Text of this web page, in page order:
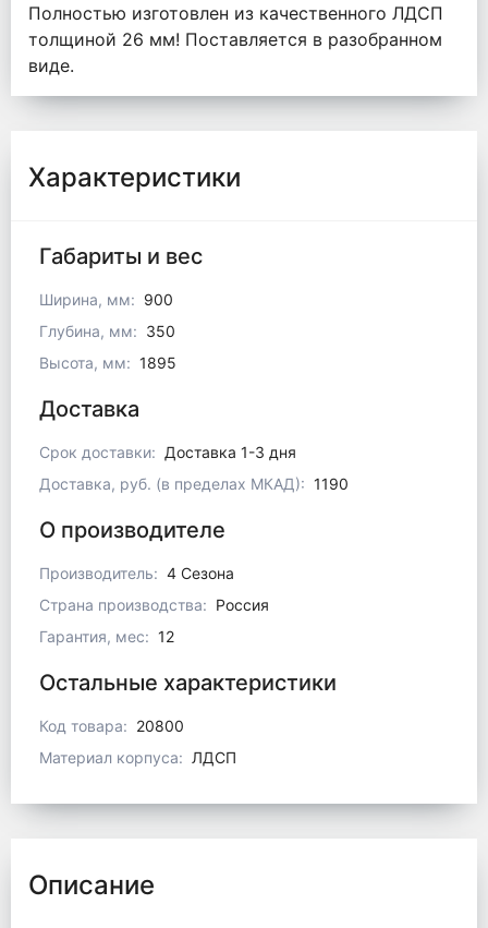
Полностью изготовлен из качественного ЛДСП
толщиной 26 мм! Поставляется в разобранном
виде.
Характеристики
Габариты и вес
Ширина, мм: 900
Глубина, мм: 350
Высота, мм: 1895
Доставка
Срок доставки: Доставка 1-3 дня
Доставка, руб. (в пределах МКАД): 1190
О производителе
Производитель: 4 Сезона
Страна производства: Россия
Гарантия, мес: 12
Остальные характеристики
Код товара: 20800
Материал корпуса: ЛДСП
Описание